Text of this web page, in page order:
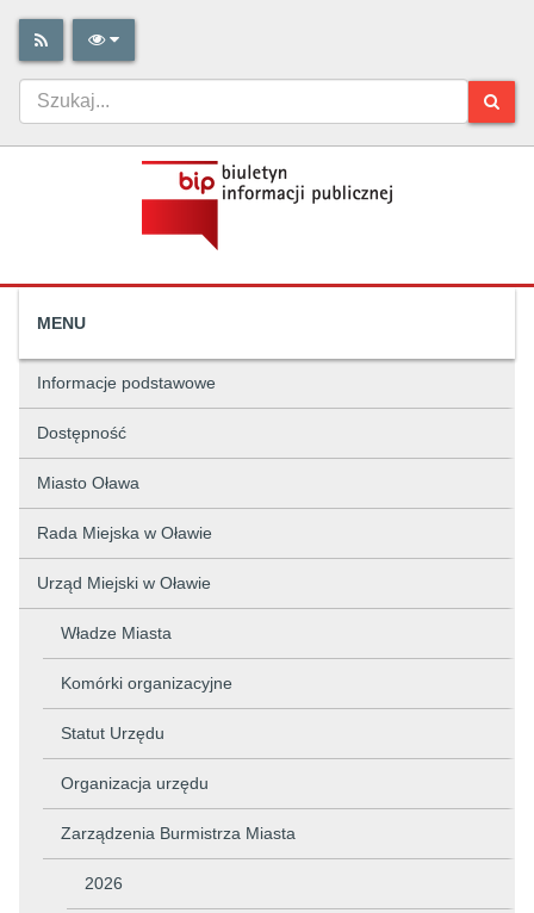
MENU
Informacje podstawowe
Dostępność
Miasto Oława
Rada Miejska w Oławie
Urząd Miejski w Oławie
Władze Miasta
Komórki organizacyjne
Statut Urzędu
Organizacja urzędu
Zarządzenia Burmistrza Miasta
2026